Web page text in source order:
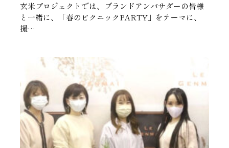
玄米プロジェクトでは、ブランドアンバサダーの皆様
と一緒に、「春のピクニックPARTY」をテーマに、
撮…